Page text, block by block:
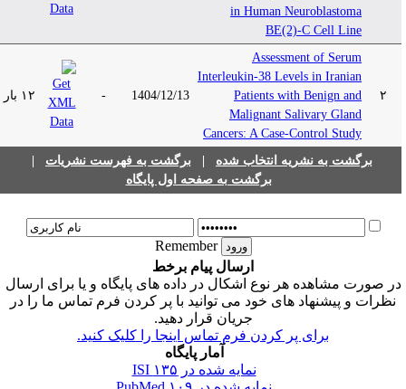
in Human Neuroblastoma
BE(2)-C Cell Line
Assessment of Serum
Interleukin-38 Levels in Iranian
Patients with Benign and
Malignant Salivary Gland
Cancers: A Case-Control Study
1404/12/13 ۱۲ بار
برگشت به نشریه انتخاب شده| برگشت به فهرست نشریات|
برگشت به صفحه اول پایگاه
Remember
ارسال پیام برخط
صورت مشاهده هر نوع اشکال در داده های پایگاه و یا برای ارسال
نظرات و پیشنهاد های خود می توانید با پر کردن فرم تماس ما را در
جریان قرار دهید.
برای پر کردن فرم تماس اینجا را کلیک کنید.
آمار پایگاه
نمایه شده در ISI۱۳۵